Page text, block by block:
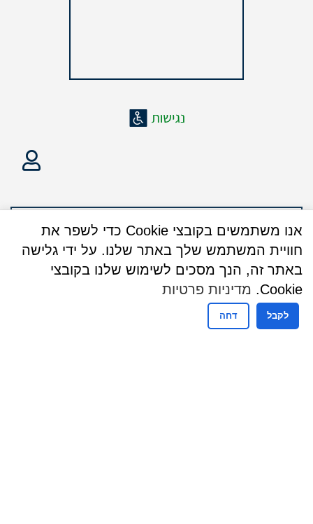
אנו משתמשים בקובצי Cookie כדי לשפר את
חוויית המשתמש שלך באתר שלנו. על ידי גלישה
באתר זה, הנך מסכים לשימוש שלנו בקובצי
Cookie.
מדיניות פרטיות
לקבל דחה